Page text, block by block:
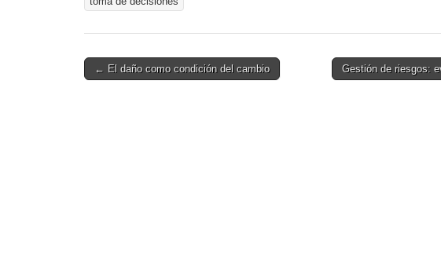
Post← El daño como condición del cambio Gestión de riesgos: